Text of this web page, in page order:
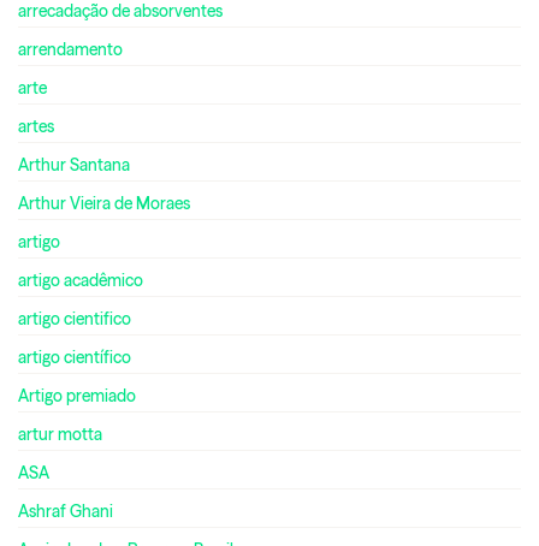
arrecadação de absorventes
arrendamento
arte
artes
Arthur Santana
Arthur Vieira de Moraes
artigo
artigo acadêmico
artigo cientifico
artigo científico
Artigo premiado
artur motta
ASA
Ashraf Ghani